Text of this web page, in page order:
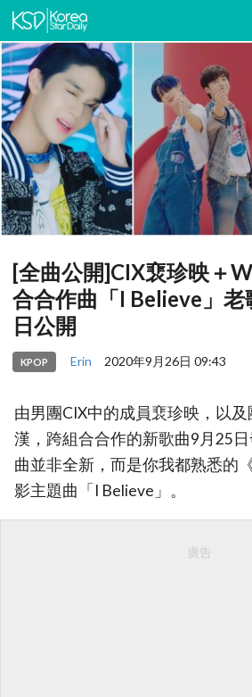
[全曲公開]CIX裵珍映＋
合合作曲「I Believe」老
日公開
KPOP Erin 2020年9月26日 09:43
由男團CIX中的成員裵珍映，以
漢，跨組合合作的新歌曲9月25
曲並非全新，而是你我都熟悉的
影主題曲「I Believe」。
廣告